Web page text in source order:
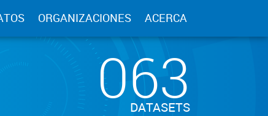
ORGANIZACIONES ACERCA
063
DATASETS